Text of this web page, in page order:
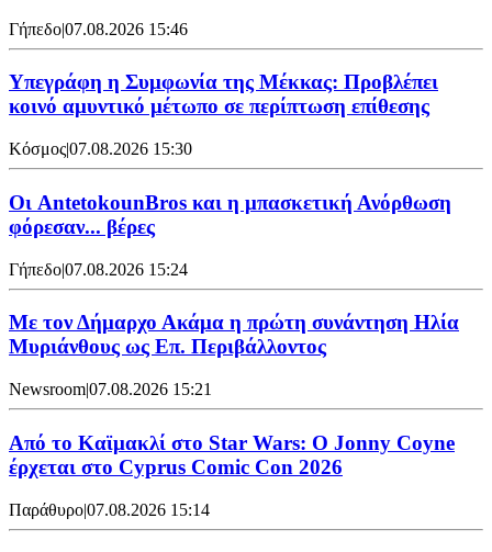
Γήπεδο|07.08.2026 15:46
Υπεγράφη η Συμφωνία της Μέκκας: Προβλέπει
κοινό αμυντικό μέτωπο σε περίπτωση επίθεσης
Κόσμος|07.08.2026 15:30
Oι AntetokounBros και η μπασκετική Ανόρθωση
φόρεσαν... βέρες
Γήπεδο|07.08.2026 15:24
Με τον Δήμαρχο Ακάμα η πρώτη συνάντηση Ηλία
Μυριάνθους ως Επ. Περιβάλλοντος
Newsroom|07.08.2026 15:21
Από το Καϊμακλί στο Star Wars: Ο Jonny Coyne
έρχεται στο Cyprus Comic Con 2026
Παράθυρο|07.08.2026 15:14